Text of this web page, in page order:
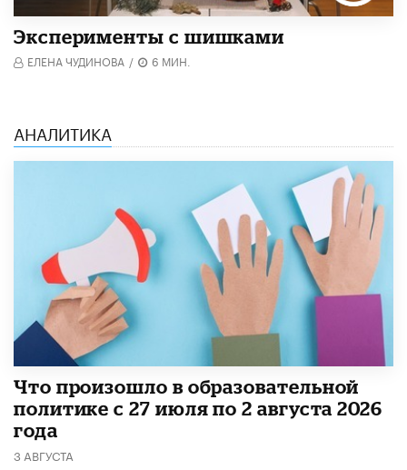
Эксперименты с шишками
ЕЛЕНА ЧУДИНОВА / 6 МИН.
АНАЛИТИКА
​Что произошло в образовательной
политике с 27 июля по 2 августа 2026
года
3 АВГУСТА